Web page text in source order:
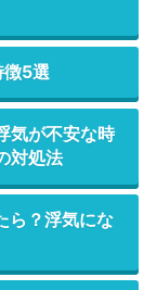
徴5選
気が不安な時
対処法
ら？浮気にな